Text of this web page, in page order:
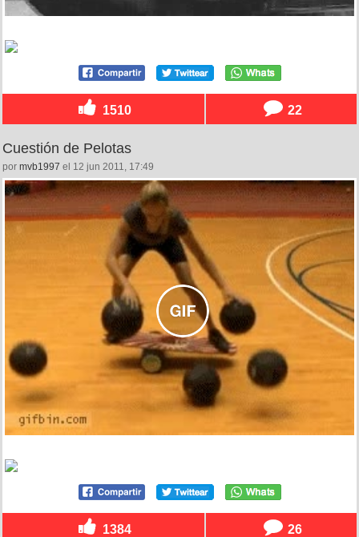
1510 22
Cuestión de Pelotas
por mvb1997 el 12 jun 2011, 17:49
1384 26